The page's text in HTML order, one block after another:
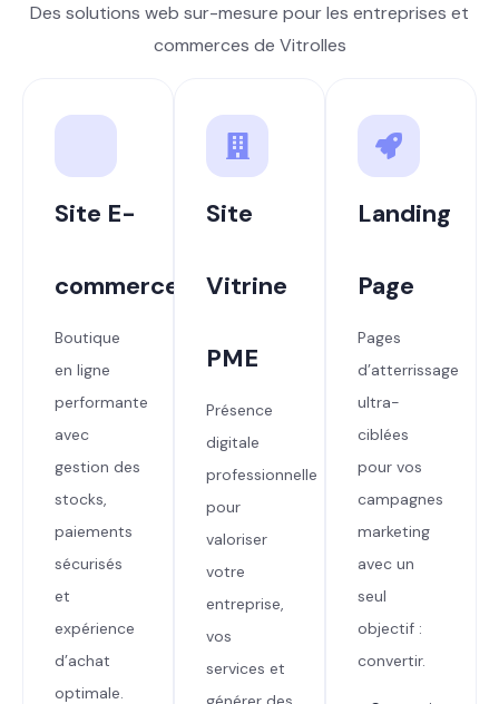
Des solutions web sur-mesure pour les entreprises et
commerces de Vitrolles
Site E-
commerce
Boutique
en ligne
performante
avec
gestion des
stocks,
paiements
sécurisés
et
expérience
d’achat
optimale.
Site
Vitrine
PME
Présence
digitale
professionnelle
pour
valoriser
votre
entreprise,
vos
services et
Landing
Page
Pages
d’atterrissage
ultra-
ciblées
pour vos
campagnes
marketing
avec un
seul
objectif :
convertir.